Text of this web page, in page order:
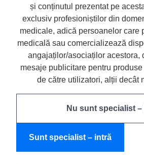
de ce contează culoarea?
și conținutul prezentat pe
exclusiv profesioniștilor din
medicale, adică persoanelor care
medicală sau comercializează
angajaților/asociaților acestora,
mesaje publicitare pentru
de către utilizatori, alții decât
Nu sunt specialist –
Sunt specialist – intră